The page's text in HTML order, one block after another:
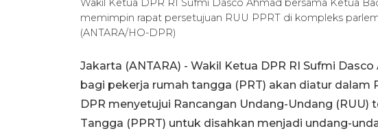
Wakil Ketua DPR RI Sufmi Dasco Ahmad bersama Ketua
memimpin rapat persetujuan RUU PPRT di kompleks
(ANTARA/HO-DPR)
Jakarta (ANTARA) - Wakil Ketua DPR RI Sufmi
bagi pekerja rumah tangga (PRT) akan diatur dalam
DPR menyetujui Rancangan Undang-Undang
Tangga (PPRT) untuk disahkan menjadi undang-